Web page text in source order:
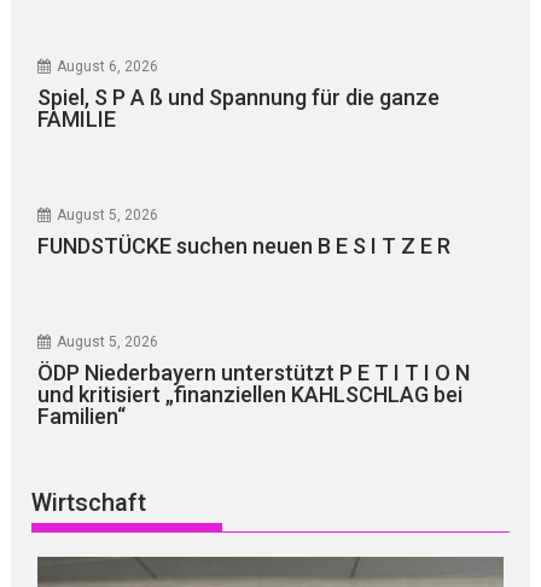
August 6, 2026
Spiel, S P A ß und Spannung für die ganze
FAMILIE
August 5, 2026
FUNDSTÜCKE suchen neuen B E S I T Z E R
August 5, 2026
ÖDP Niederbayern unterstützt P E T I T I O N
und kritisiert „finanziellen KAHLSCHLAG bei
Familien“
Wirtschaft